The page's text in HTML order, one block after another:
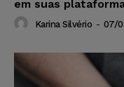
em suas
Karina Silvério - 07/